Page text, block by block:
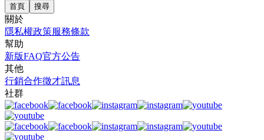
首頁 搜尋
關於
隱私權政策服務條款
幫助
新版FAQ官方公告
其他
行銷合作徵才訊息
社群